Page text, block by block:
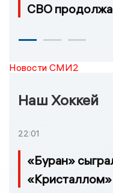
СВО
Новости СМИ2
Наш Хоккей
22:01
«Буран»